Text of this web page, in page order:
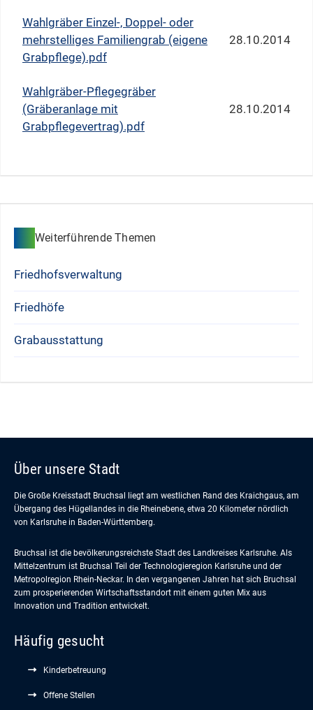
Wahlgräber Einzel-, Doppel- oder
mehrstelliges Familiengrab (eigene
Grabpflege).pdf
28.10.2014
Wahlgräber-Pflegegräber
(Gräberanlage mit
Grabpflegevertrag).pdf
28.10.2014
Weiterführende Themen
Friedhofsverwaltung
Friedhöfe
Grabausstattung
Über unsere Stadt
Die Große Kreisstadt Bruchsal liegt am westlichen Rand des Kraichgaus, am
Übergang des Hügellandes in die Rheinebene, etwa 20 Kilometer nördlich
von Karlsruhe in Baden-Württemberg.
Bruchsal ist die bevölkerungsreichste Stadt des Landkreises Karlsruhe. Als
Mittelzentrum ist Bruchsal Teil der Technologieregion Karlsruhe und der
Metropolregion Rhein-Neckar. In den vergangenen Jahren hat sich Bruchsal
zum prosperierenden Wirtschaftsstandort mit einem guten Mix aus
Innovation und Tradition entwickelt.
Häufig gesucht
Kinderbetreuung
Offene Stellen